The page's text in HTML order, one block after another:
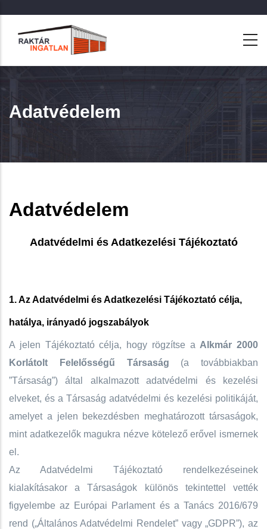
tartalomra
Adatvédelem
Adatvédelem
Adatvédelmi és Adatkezelési Tájékoztató
1. Az Adatvédelmi és Adatkezelési Tájékoztató célja,
hatálya, irányadó jogszabályok
A jelen Tájékoztató célja, hogy rögzítse a Alkmár 2000
Korlátolt Felelősségű Társaság (a továbbiakban
”Társaság”) által alkalmazott adatvédelmi és kezelési
elveket, és a Társaság adatvédelmi és kezelési politikáját,
amelyet a jelen bekezdésben meghatározott társaságok,
mint adatkezelők magukra nézve kötelező erővel ismernek
el.
Az Adatvédelmi Tájékoztató rendelkezéseinek
kialakításakor a Társaságok különös tekintettel vették
figyelembe az Európai Parlament és a Tanács 2016/679
rend („Általános Adatvédelmi Rendelet” vagy „GDPR”), az